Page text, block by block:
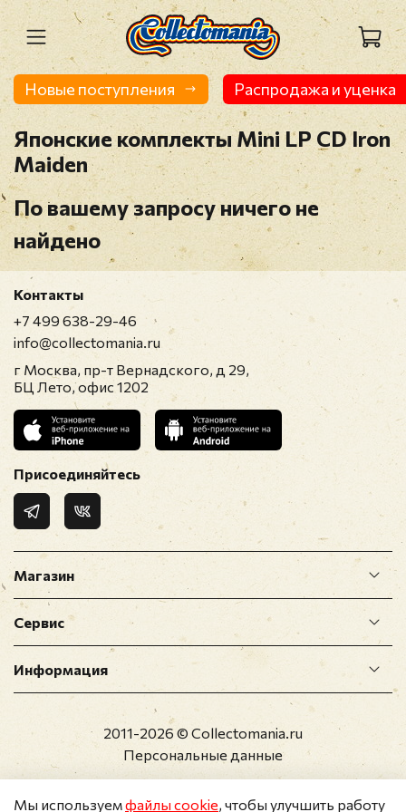
Новые поступления Распродажа и уценка
Японские комплекты Mini LP CD Iron
Maiden
По вашему запросу ничего не
найдено
Магазин
Сервис
Информация
Контакты
+7 499 638-29-46
info@collectomania.ru
г Москва, пр-т Вернадского, д 29,
БЦ Лето, офис 1202
Присоединяйтесь
2011-2026 © Collectomania.ru
Персональные данные
Мы используемфайлы cookie, чтобы улучшить работу